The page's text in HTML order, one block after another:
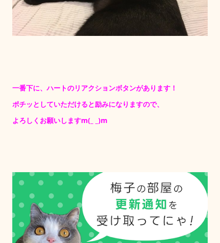
一番下に、ハートのリアクションボタンがあります！
ポチッとしていただけると励みになりますので、
よろしくお願いしますm(_ _)m